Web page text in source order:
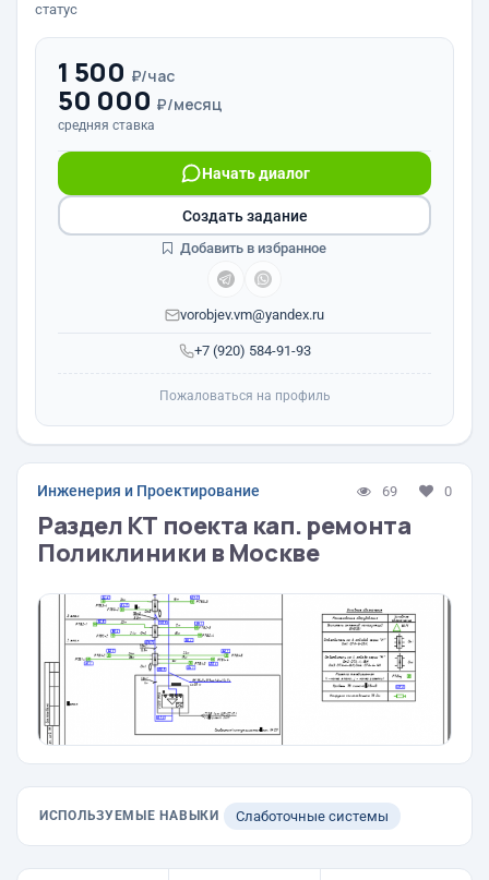
статус
1 500 ₽/час
50 000 ₽/месяц
средняя ставка
+7 (920) 584-91-93
Начать диалог
vorobjev.vm@yandex.ru
Создать задание
Добавить в избранное
Пожаловаться на профиль
Инженерия и Проектирование 69 0
Раздел КТ поекта кап. ремонта
Поликлиники в Москве
ИСПОЛЬЗУЕМЫЕ НАВЫКИ Слаботочные системы